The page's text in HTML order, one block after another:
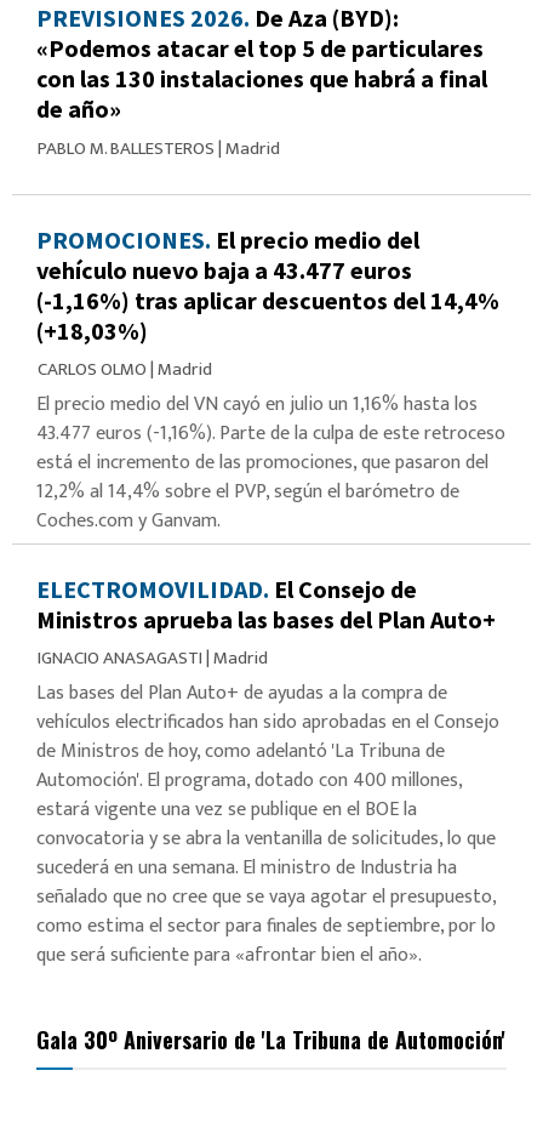
PREVISIONES 2026. De Aza (BYD):
«Podemos atacar el top 5 de particulares
con las 130 instalaciones que habrá a final
de año»
PABLO M. BALLESTEROS|Madrid
PROMOCIONES. El precio medio del
vehículo nuevo baja a 43.477 euros
(-1,16%) tras aplicar descuentos del 14,4%
(+18,03%)
CARLOS OLMO|Madrid
El precio medio del VN cayó en julio un 1,16% hasta los
43.477 euros (-1,16%). Parte de la culpa de este retroceso
está el incremento de las promociones, que pasaron del
12,2% al 14,4% sobre el PVP, según el barómetro de
Coches.com y Ganvam.
ELECTROMOVILIDAD. El Consejo de
Ministros aprueba las bases del Plan Auto+
IGNACIO ANASAGASTI|Madrid
Las bases del Plan Auto+ de ayudas a la compra de
vehículos electrificados han sido aprobadas en el Consejo
de Ministros de hoy, como adelantó 'La Tribuna de
Automoción'. El programa, dotado con 400 millones,
estará vigente una vez se publique en el BOE la
convocatoria y se abra la ventanilla de solicitudes, lo que
sucederá en una semana. El ministro de Industria ha
señalado que no cree que se vaya agotar el presupuesto,
como estima el sector para finales de septiembre, por lo
que será suficiente para «afrontar bien el año».
Gala 30º Aniversario de 'La Tribuna de Automoción'